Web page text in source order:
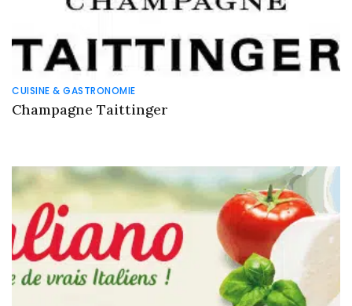
CUISINE & GASTRONOMIE
Champagne Taittinger